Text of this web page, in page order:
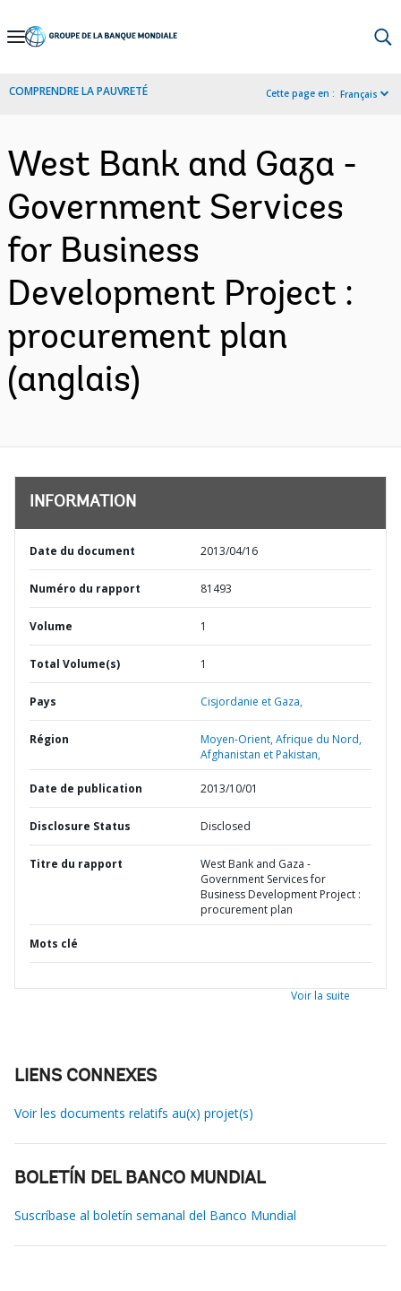
Skip
Navigation
COMPRENDRE LA PAUVRETÉ Cette page en : Français
West Bank and Gaza -
Government Services
for Business
Development Project :
procurement plan
(anglais)
INFORMATION
Date du document 2013/04/16
Numéro du rapport 81493
Volume 1
Total Volume(s) 1
Pays Cisjordanie et Gaza,
Région
Moyen-Orient, Afrique du Nord,
Afghanistan et Pakistan,
Date de publication 2013/10/01
Disclosure Status Disclosed
Titre du rapport
West Bank and Gaza -
Government Services for
Business Development Project :
procurement plan
Mots clé
Voir la suite
LIENS CONNEXES
Voir les documents relatifs au(x) projet(s)
BOLETÍN DEL BANCO MUNDIAL
Suscríbase al boletín semanal del Banco Mundial